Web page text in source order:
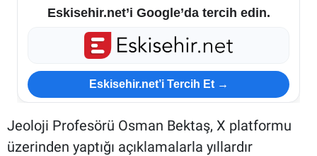
Eskisehir.net’i Google’da tercih edin.
Eskisehir.net’i Tercih Et →
Jeoloji Profesörü Osman Bektaş, X platformu
üzerinden yaptığı açıklamalarla yıllardır